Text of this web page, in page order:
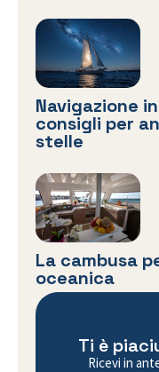
Navigazione
consigli per
stelle
La cambusa
oceanica
Ti è
Ricevi in